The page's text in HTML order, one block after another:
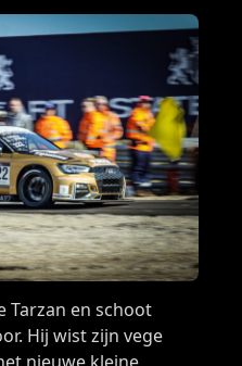
Tarzan en schoot
Hij wist zijn vege